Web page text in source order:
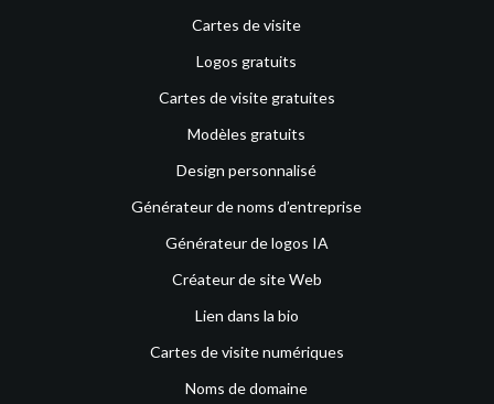
Cartes de visite
Logos gratuits
Cartes de visite gratuites
Modèles gratuits
Design personnalisé
Générateur de noms d’entreprise
Générateur de logos IA
Créateur de site Web
Lien dans la bio
Cartes de visite numériques
Noms de domaine